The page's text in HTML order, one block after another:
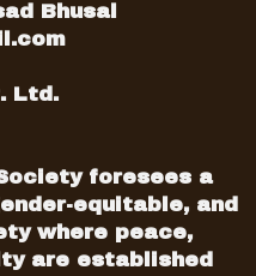
अध्यक्ष केपी
डुबेर तानाशाह बन्ने
।
गर्ने उनको
लिन सकिन्छ ।
आत्मसात् गर्दै
नरहँदासम्म किसुनजीले
हुनेछ ।
Bhusal
Ltd.
foresees a
equitable, and
where peace,
are established